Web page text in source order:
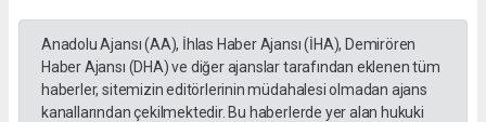
Anadolu Ajansı (AA), İhlas Haber Ajansı (İHA), Demirören
Haber Ajansı (DHA) ve diğer ajanslar tarafından eklenen tüm
haberler, sitemizin editörlerinin müdahalesi olmadan ajans
kanallarından çekilmektedir. Bu haberlerde yer alan hukuki